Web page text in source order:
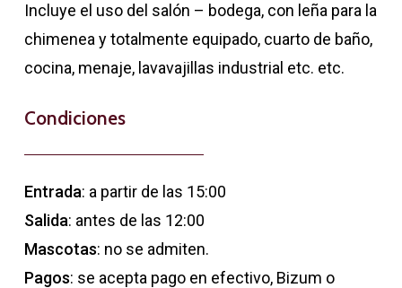
Incluye el uso del salón – bodega, con leña para la
chimenea y totalmente equipado, cuarto de baño,
cocina, menaje, lavavajillas industrial etc. etc.
Condiciones
Entrada: a partir de las 15:00
Salida: antes de las 12:00
Mascotas: no se admiten.
Pagos: se acepta pago en efectivo, Bizum o